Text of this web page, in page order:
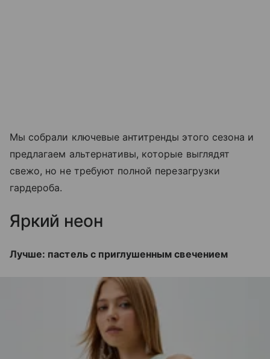
Мы собрали ключевые антитренды этого сезона и
предлагаем альтернативы, которые выглядят
свежо, но не требуют полной перезагрузки
гардероба.
Яркий неон
Лучше: пастель с приглушенным свечением